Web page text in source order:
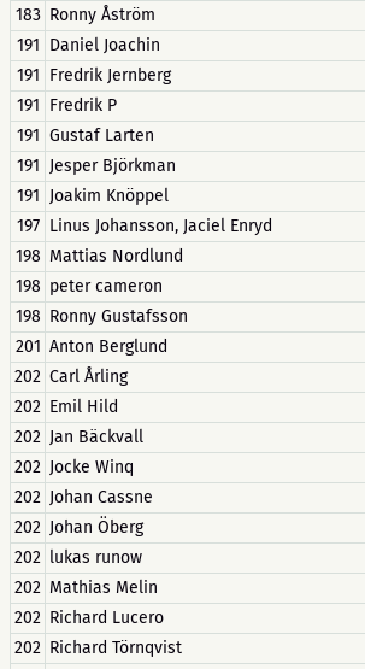
183 Ronny Åström
191 Daniel Joachin
191 Fredrik Jernberg
191 Fredrik P
191 Gustaf Larten
191 Jesper Björkman
191 Joakim Knöppel
197 Linus Johansson, Jaciel Enryd
198 Mattias Nordlund
198 peter cameron
198 Ronny Gustafsson
201 Anton Berglund
202 Carl Årling
202 Emil Hild
202 Jan Bäckvall
202 Jocke Winq
202 Johan Cassne
202 Johan Öberg
202 lukas runow
202 Mathias Melin
202 Richard Lucero
202 Richard Törnqvist